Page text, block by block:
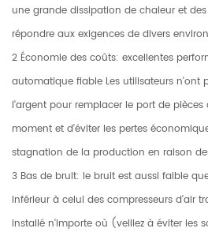
une grande dissipation de chaleur et
répondre aux exigences de divers
2 Économie des coûts: excellentes
automatique fiable Les utilisateurs n'ont
l'argent pour remplacer le port de
moment et d'éviter les pertes
stagnation de la production en raison
3 Bas de bruit: le bruit est aussi faible
inférieur à celui des compresseurs d'air
installé n'importe où (veillez à éviter les